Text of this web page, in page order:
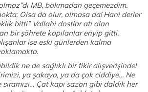
MB, bakmadan geçemezdim.
Olsa da olur, olmasa da! Hani derler
bitti” Vallahi dostlar atı alan
bir şöhrete kapılanlar eriyip gitti.
ise eski günlerden kalma
ne de sağlıklı bir fikir alışverişinde!
ya şakaya, ya da çok ciddiye… Ne
Çat kapı sazan gibi daldık her